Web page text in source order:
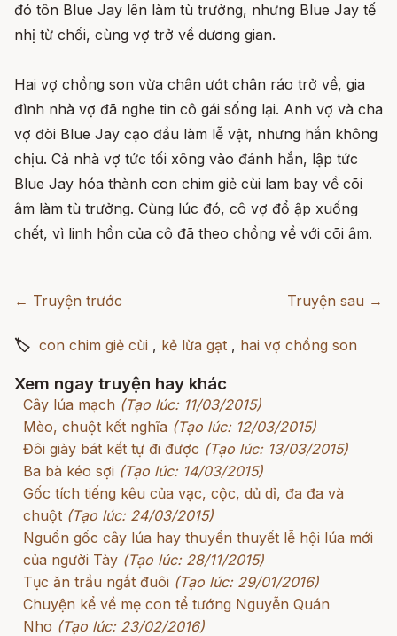
đó tôn Blue Jay lên làm tù trưởng, nhưng Blue Jay tế
nhị từ chối, cùng vợ trở về dương gian.
Hai vợ chồng son vừa chân ướt chân ráo trở về, gia
đình nhà vợ đã nghe tin cô gái sống lại. Anh vợ và cha
vợ đòi Blue Jay cạo đầu làm lễ vật, nhưng hắn không
chịu. Cả nhà vợ tức tối xông vào đánh hắn, lập tức
Blue Jay hóa thành con chim giẻ cùi lam bay về cõi
âm làm tù trưởng. Cùng lúc đó, cô vợ đổ ập xuống
chết, vì linh hồn của cô đã theo chồng về với cõi âm.
← Truyện trước Truyện sau →
🏷 con chim giẻ cùi , kẻ lừa gạt , hai vợ chồng son
Xem ngay truyện hay khác
Cây lúa mạch (Tạo lúc: 11/03/2015)
Mèo, chuột kết nghĩa (Tạo lúc: 12/03/2015)
Đôi giày bát kết tự đi được (Tạo lúc: 13/03/2015)
Ba bà kéo sợi (Tạo lúc: 14/03/2015)
Gốc tích tiếng kêu của vạc, cộc, dủ dỉ, đa đa và
chuột (Tạo lúc: 24/03/2015)
Nguồn gốc cây lúa hay thuyền thuyết lễ hội lúa mới
của người Tày (Tạo lúc: 28/11/2015)
Tục ăn trầu ngắt đuôi (Tạo lúc: 29/01/2016)
Chuyện kể về mẹ con tể tướng Nguyễn Quán
Nho (Tạo lúc: 23/02/2016)